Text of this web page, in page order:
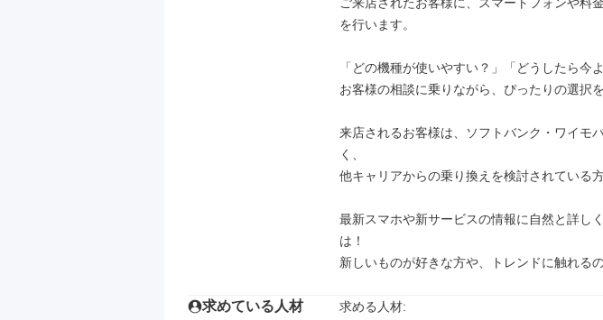
を行います。
「どの機種が使いやすい？」「どうしたら今
お客様の相談に乗りながら、ぴったりの選択
来店されるお客様は、ソフトバンク・ワイモ
く、
他キャリアからの乗り換えを検討されている
最新スマホや新サービスの情報に自然と詳し
は！
新しいものが好きな方や、トレンドに触れる
求めている人材
求める人材: